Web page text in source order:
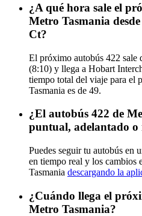
¿A qué hora sale el
Metro Tasmania
Ct?
El próximo autobús 422 sale
(8:10) y llega a Hobart
tiempo total del viaje para el
Tasmania es de 49.
¿El autobús 422 de
puntual, adelantado o
Puedes seguir tu autobús en
en tiempo real y los cambios
Tasmania descargando la
¿Cuándo llega el
Metro Tasmania?